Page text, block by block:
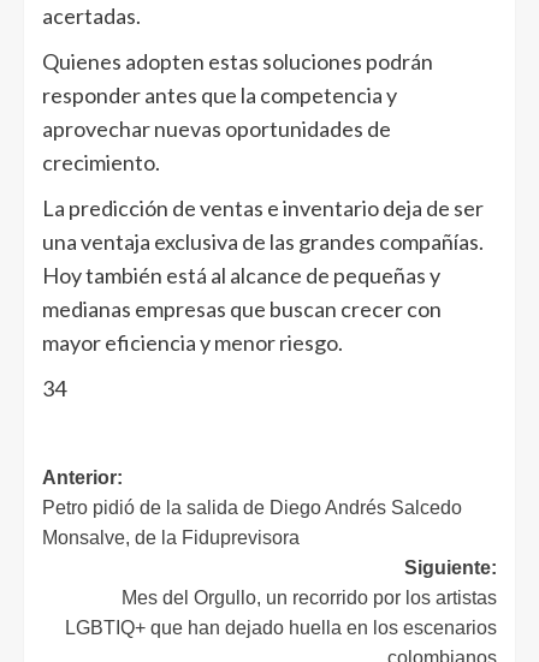
acertadas.
Quienes adopten estas soluciones podrán
responder antes que la competencia y
aprovechar nuevas oportunidades de
crecimiento.
La predicción de ventas e inventario deja de ser
una ventaja exclusiva de las grandes compañías.
Hoy también está al alcance de pequeñas y
medianas empresas que buscan crecer con
mayor eficiencia y menor riesgo.
34
Anterior:
Petro pidió de la salida de Diego Andrés Salcedo
Monsalve, de la Fiduprevisora
Siguiente:
Mes del Orgullo, un recorrido por los artistas
LGBTIQ+ que han dejado huella en los escenarios
colombianos